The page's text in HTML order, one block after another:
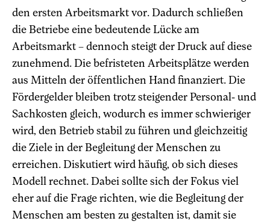
den ersten Arbeitsmarkt vor. Dadurch schließen
die Betriebe eine bedeutende Lücke am
Arbeitsmarkt – dennoch steigt der Druck auf diese
zunehmend. Die befristeten Arbeitsplätze werden
aus Mitteln der öffentlichen Hand finanziert. Die
Fördergelder bleiben trotz steigender Personal- und
Sachkosten gleich, wodurch es immer schwieriger
wird, den Betrieb stabil zu führen und gleichzeitig
die Ziele in der Begleitung der Menschen zu
erreichen. Diskutiert wird häufig, ob sich dieses
Modell rechnet. Dabei sollte sich der Fokus viel
eher auf die Frage richten, wie die Begleitung der
Menschen am besten zu gestalten ist, damit sie